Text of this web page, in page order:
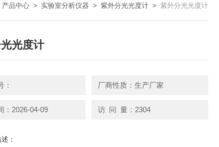
产品中心 > 实验室分析仪器 > 紫外分光光度计 > 紫外分光光度计
光度计
： 厂商性质：生产厂家
：2026-04-09 访 问 量：2304
：